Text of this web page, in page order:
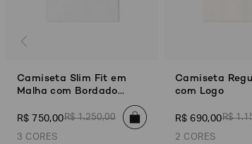
Camiseta Slim Fit em
Malha com Bordado
R$ 750,00R$ 1.250,00
3 CORES
Camiseta
com Logo
R$ 690,00R$ 1.
2 CORES